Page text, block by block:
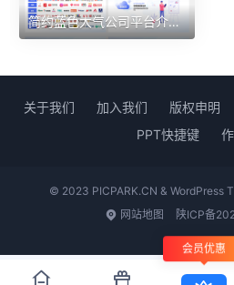
简约蓝色大气公司平台介绍互联网产品30页PPT模板
关于我们 加入我们 版权申明
PPT快捷键
© 2023 PICPARK.CN & WordPress
网站地图
陕ICP备
会员优惠